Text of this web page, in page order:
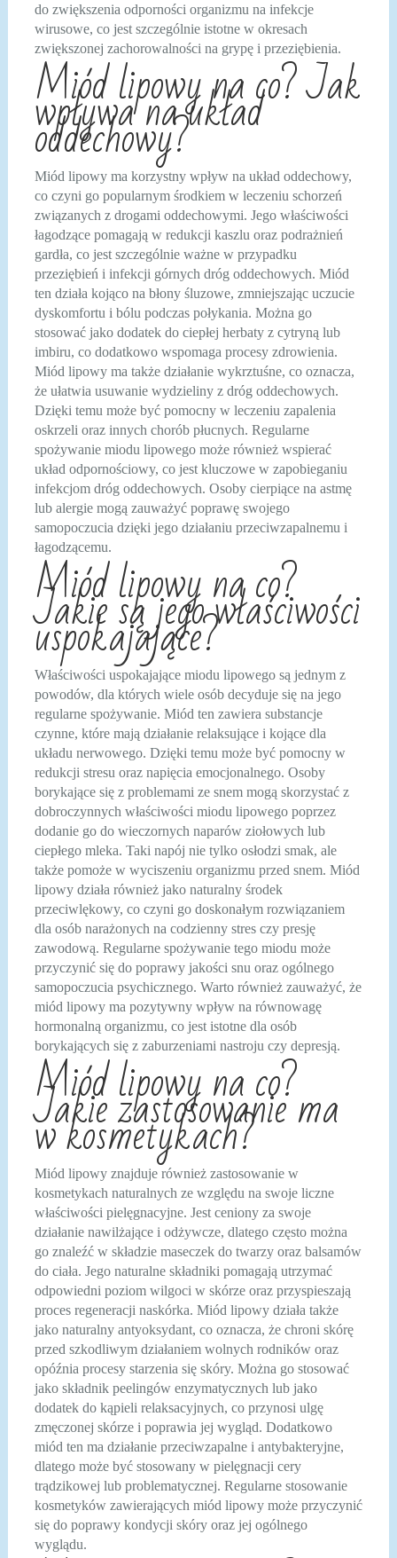
do zwiększenia odporności organizmu na infekcje
wirusowe, co jest szczególnie istotne w okresach
zwiększonej zachorowalności na grypę i przeziębienia.
Miód lipowy na co? Jak
wpływa na układ
oddechowy?
Miód lipowy ma korzystny wpływ na układ oddechowy,
co czyni go popularnym środkiem w leczeniu schorzeń
związanych z drogami oddechowymi. Jego właściwości
łagodzące pomagają w redukcji kaszlu oraz podrażnień
gardła, co jest szczególnie ważne w przypadku
przeziębień i infekcji górnych dróg oddechowych. Miód
ten działa kojąco na błony śluzowe, zmniejszając uczucie
dyskomfortu i bólu podczas połykania. Można go
stosować jako dodatek do ciepłej herbaty z cytryną lub
imbiru, co dodatkowo wspomaga procesy zdrowienia.
Miód lipowy ma także działanie wykrztuśne, co oznacza,
że ułatwia usuwanie wydzieliny z dróg oddechowych.
Dzięki temu może być pomocny w leczeniu zapalenia
oskrzeli oraz innych chorób płucnych. Regularne
spożywanie miodu lipowego może również wspierać
układ odpornościowy, co jest kluczowe w zapobieganiu
infekcjom dróg oddechowych. Osoby cierpiące na astmę
lub alergie mogą zauważyć poprawę swojego
samopoczucia dzięki jego działaniu przeciwzapalnemu i
łagodzącemu.
Miód lipowy na co?
Jakie są jego właściwości
uspokajające?
Właściwości uspokajające miodu lipowego są jednym z
powodów, dla których wiele osób decyduje się na jego
regularne spożywanie. Miód ten zawiera substancje
czynne, które mają działanie relaksujące i kojące dla
układu nerwowego. Dzięki temu może być pomocny w
redukcji stresu oraz napięcia emocjonalnego. Osoby
borykające się z problemami ze snem mogą skorzystać z
dobroczynnych właściwości miodu lipowego poprzez
dodanie go do wieczornych naparów ziołowych lub
ciepłego mleka. Taki napój nie tylko osłodzi smak, ale
także pomoże w wyciszeniu organizmu przed snem. Miód
lipowy działa również jako naturalny środek
przeciwlękowy, co czyni go doskonałym rozwiązaniem
dla osób narażonych na codzienny stres czy presję
zawodową. Regularne spożywanie tego miodu może
przyczynić się do poprawy jakości snu oraz ogólnego
samopoczucia psychicznego. Warto również zauważyć, że
miód lipowy ma pozytywny wpływ na równowagę
hormonalną organizmu, co jest istotne dla osób
borykających się z zaburzeniami nastroju czy depresją.
Miód lipowy na co?
Jakie zastosowanie ma
w kosmetykach?
Miód lipowy znajduje również zastosowanie w
kosmetykach naturalnych ze względu na swoje liczne
właściwości pielęgnacyjne. Jest ceniony za swoje
działanie nawilżające i odżywcze, dlatego często można
go znaleźć w składzie maseczek do twarzy oraz balsamów
do ciała. Jego naturalne składniki pomagają utrzymać
odpowiedni poziom wilgoci w skórze oraz przyspieszają
proces regeneracji naskórka. Miód lipowy działa także
jako naturalny antyoksydant, co oznacza, że chroni skórę
przed szkodliwym działaniem wolnych rodników oraz
opóźnia procesy starzenia się skóry. Można go stosować
jako składnik peelingów enzymatycznych lub jako
dodatek do kąpieli relaksacyjnych, co przynosi ulgę
zmęczonej skórze i poprawia jej wygląd. Dodatkowo
miód ten ma działanie przeciwzapalne i antybakteryjne,
dlatego może być stosowany w pielęgnacji cery
trądzikowej lub problematycznej. Regularne stosowanie
kosmetyków zawierających miód lipowy może przyczynić
się do poprawy kondycji skóry oraz jej ogólnego
wyglądu.